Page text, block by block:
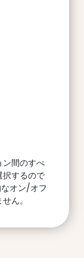
ン間のすべ
択するので
なオン/オフ
ん。